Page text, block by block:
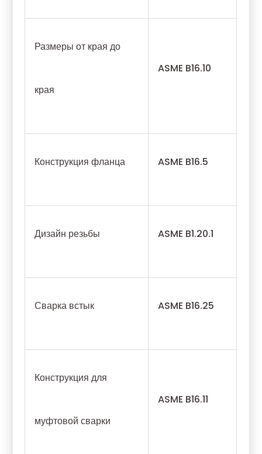
Размеры от края до
края
ASME B16.10
Конструкция фланца ASME B16.5
Дизайн резьбы ASME B1.20.1
Сварка встык ASME B16.25
Конструкция для
муфтовой сварки
ASME B16.11